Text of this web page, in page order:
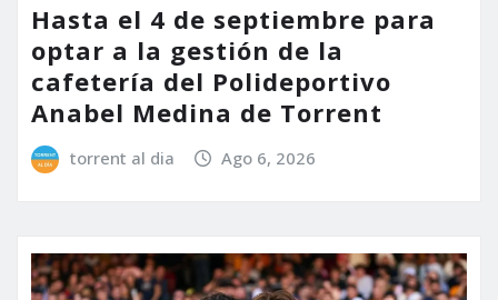
Hasta el 4 de septiembre para
optar a la gestión de la
cafetería del Polideportivo
Anabel Medina de Torrent
torrent al dia Ago 6, 2026